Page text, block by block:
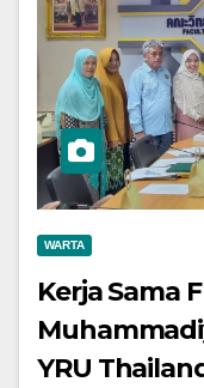
WARTA
Kerja Sama
YRU